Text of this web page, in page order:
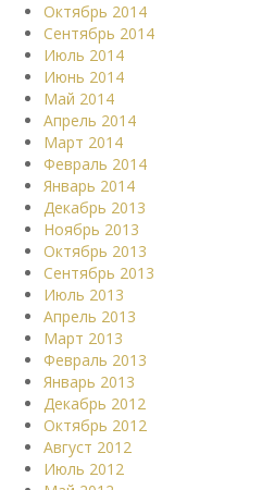
Октябрь 2014
Сентябрь 2014
Июль 2014
Июнь 2014
Май 2014
Апрель 2014
Март 2014
Февраль 2014
Январь 2014
Декабрь 2013
Ноябрь 2013
Октябрь 2013
Сентябрь 2013
Июль 2013
Апрель 2013
Март 2013
Февраль 2013
Январь 2013
Декабрь 2012
Октябрь 2012
Август 2012
Июль 2012